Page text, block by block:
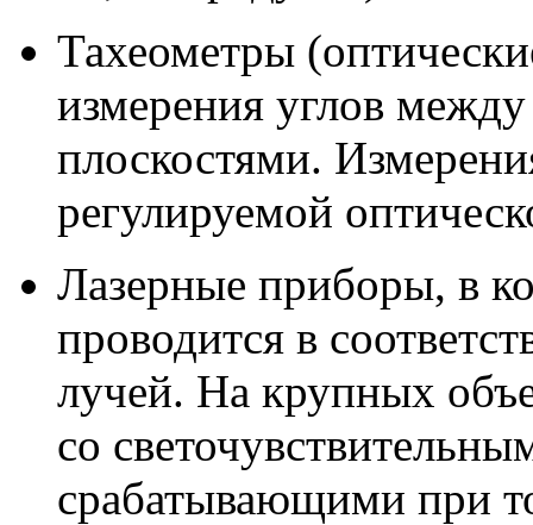
Тахеометры
измерения углов
плоскостями.
регулируемой
Лазерные приборы, в
проводится в
лучей. На крупных
со
срабатывающими при